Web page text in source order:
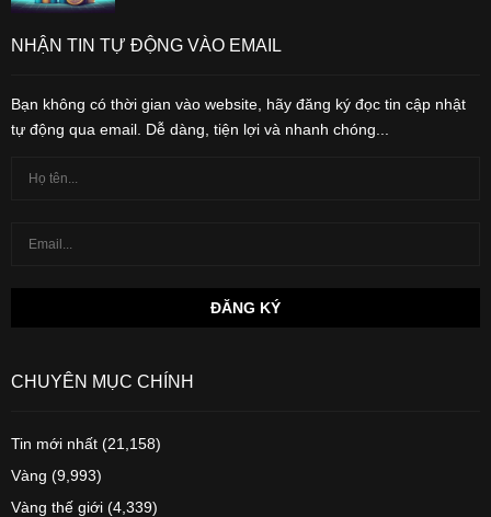
NHẬN TIN TỰ ĐỘNG VÀO EMAIL
Bạn không có thời gian vào website, hãy đăng ký đọc tin cập nhật
tự động qua email. Dễ dàng, tiện lợi và nhanh chóng...
CHUYÊN MỤC CHÍNH
Tin mới nhất (21,158)
Vàng (9,993)
Vàng thế giới (4,339)